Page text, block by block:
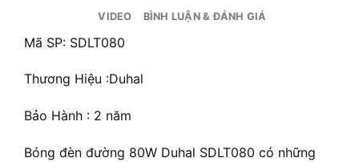
VIDEO BÌNH LUẬN & ĐÁNH GIÁ
Mã SP: SDLT080
Thương Hiệu :Duhal
Bảo Hành : 2 năm
Bóng đèn đường 80W Duhal SDLT080 có những